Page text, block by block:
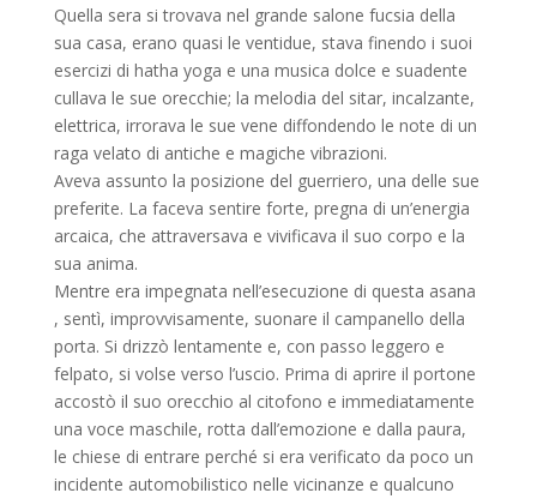
Quella sera si trovava nel grande salone fucsia della
sua casa, erano quasi le ventidue, stava finendo i suoi
esercizi di hatha yoga e una musica dolce e suadente
cullava le sue orecchie; la melodia del sitar, incalzante,
elettrica, irrorava le sue vene diffondendo le note di un
raga velato di antiche e magiche vibrazioni.
Aveva assunto la posizione del guerriero, una delle sue
preferite. La faceva sentire forte, pregna di un’energia
arcaica, che attraversava e vivificava il suo corpo e la
sua anima.
Mentre era impegnata nell’esecuzione di questa asana
, sentì, improvvisamente, suonare il campanello della
porta. Si drizzò lentamente e, con passo leggero e
felpato, si volse verso l’uscio. Prima di aprire il portone
accostò il suo orecchio al citofono e immediatamente
una voce maschile, rotta dall’emozione e dalla paura,
le chiese di entrare perché si era verificato da poco un
incidente automobilistico nelle vicinanze e qualcuno